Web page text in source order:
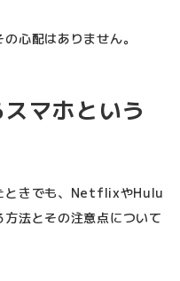
心配はありません。
マホという
ときでも、NetflixやHulu
法とその注意点について